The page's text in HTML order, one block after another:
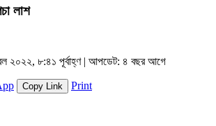
লাশ
২০২২, ৮:৪১ পূর্বাহ্ণ | আপডেট: ৪ বছর আগে
Copy Link Print